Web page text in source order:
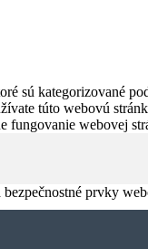
sú kategorizované
túto webovú
fungovanie webovej
prvky